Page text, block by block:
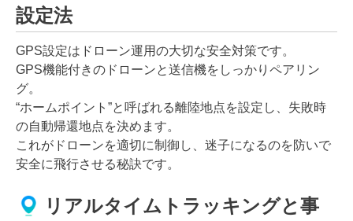
設定法
GPS設定はドローン運用の大切な安全対策です。
GPS機能付きのドローンと送信機をしっかりペアリン
グ。
“ホームポイント”と呼ばれる離陸地点を設定し、失敗時
の自動帰還地点を決めます。
これがドローンを適切に制御し、迷子になるのを防いで
安全に飛行させる秘訣です。
リアルタイムトラッキングと事